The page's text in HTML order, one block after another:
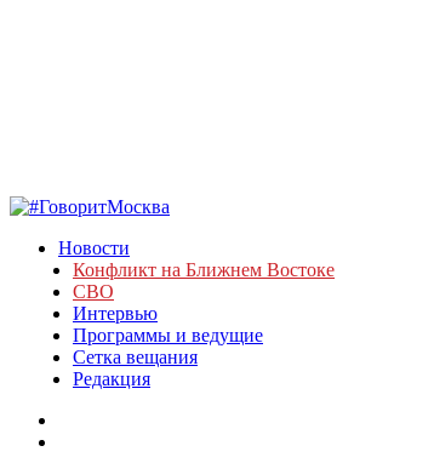
Новости
Конфликт на Ближнем Востоке
СВО
Интервью
Программы и ведущие
Сетка вещания
Редакция